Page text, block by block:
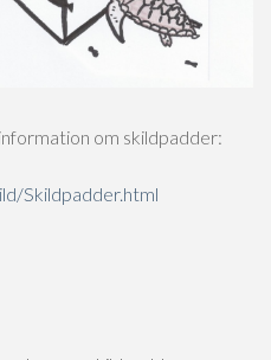
om skildpadder:
Skildpadder.html